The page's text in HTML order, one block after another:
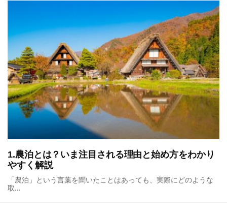
1.農泊とは？いま注目される理由と始め方をわかり
やすく解説
「農泊」という言葉を聞いたことはあっても、実際にどのような
取…